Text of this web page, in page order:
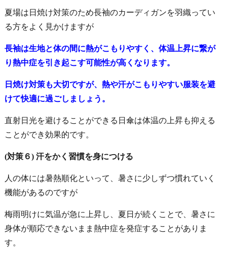
夏場は日焼け対策のため長袖のカーディガンを羽織ってい
る方をよく見かけますが
長袖は生地と体の間に熱がこもりやすく、体温上昇に繋が
り熱中症を引き起こす可能性が高くなります。
日焼け対策も大切ですが、熱や汗がこもりやすい服装を避
けて快適に過ごしましょう 。
直射日光を避けることができる日傘は体温の上昇も抑える
ことができ効果的です。
(対策６) 汗をかく習慣を身につける
人の体には暑熱順化といって、暑さに少しずつ慣れていく
機能があるのですが
梅雨明けに気温が急に上昇し、夏日が続くことで、暑さに
身体が順応できないまま熱中症を発症することがありま
す。